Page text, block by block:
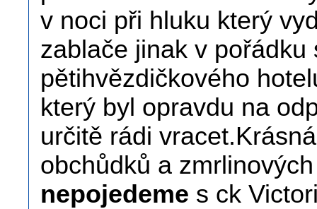
v noci při hluku který
zablače jinak v
pětihvězdičkového
který byl opravdu na
určitě rádi
obchůdků a
nepojedeme s ck